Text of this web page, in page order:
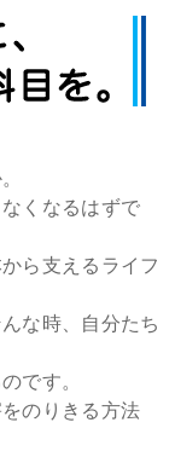
くなるはずで
ら支えるライフ
な時、自分たち
です。
のりきる方法